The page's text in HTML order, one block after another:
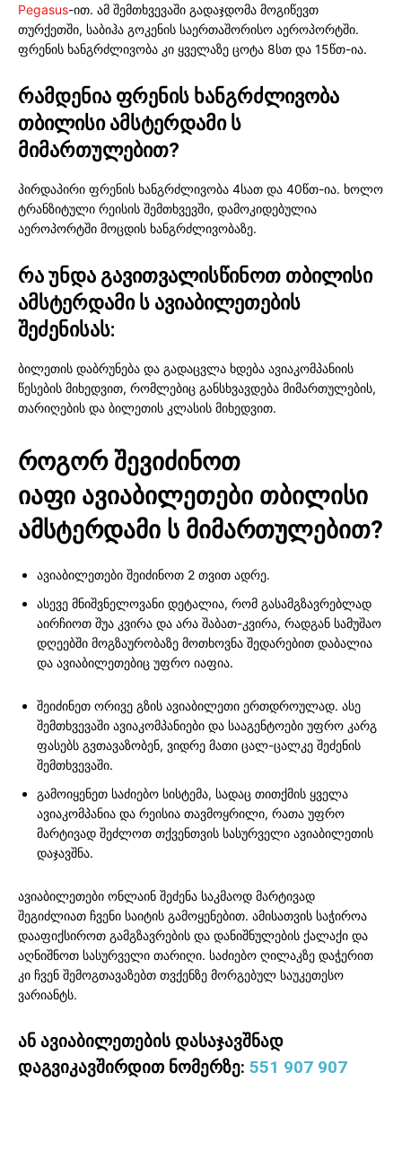
Pegasus-ით. ამ შემთხვევაში გადაჯდომა მოგიწევთ
თურქეთში, საბიჰა გოკენის საერთაშორისო აეროპორტში.
ფრენის ხანგრძლივობა კი ყველაზე ცოტა 8სთ და 15წთ-ია.
რამდენია ფრენის ხანგრძლივობა
თბილისი ამსტერდამი ს
მიმართულებით?
პირდაპირი ფრენის ხანგრძლივობა 4სათ და 40წთ-ია. ხოლო
ტრანზიტული რეისის შემთხვევში, დამოკიდებულია
აეროპორტში მოცდის ხანგრძლივობაზე.
რა უნდა გავითვალისწინოთ თბილისი
ამსტერდამი ს ავიაბილეთების
შეძენისას:
ბილეთის დაბრუნება და გადაცვლა ხდება ავიაკომპანიის
წესების მიხედვით, რომლებიც განსხვავდება მიმართულების,
თარიღების და ბილეთის კლასის მიხედვით.
როგორ შევიძინოთ
იაფი ავიაბილეთები თბილისი
ამსტერდამი ს მიმართულებით?
ავიაბილეთები შეიძინოთ 2 თვით ადრე.
ასევე მნიშვნელოვანი დეტალია, რომ გასამგზავრებლად
აირჩიოთ შუა კვირა და არა შაბათ-კვირა, რადგან სამუშაო
დღეებში მოგზაურობაზე მოთხოვნა შედარებით დაბალია
და ავიაბილეთებიც უფრო იაფია.
შეიძინეთ ორივე გზის ავიაბილეთი ერთდროულად. ასე
შემთხვევაში ავიაკომპანიები და სააგენტოები უფრო კარგ
ფასებს გვთავაზობენ, ვიდრე მათი ცალ-ცალკე შეძენის
შემთხვევაში.
გამოიყენეთ საძიებო სისტემა, სადაც თითქმის ყველა
ავიაკომპანია და რეისია თავმოყრილი, რათა უფრო
მარტივად შეძლოთ თქვენთვის სასურველი ავიაბილეთის
დაჯავშნა.
ავიაბილეთები ონლაინ შეძენა საკმაოდ მარტივად
შეგიძლიათ ჩვენი საიტის გამოყენებით. ამისათვის საჭიროა
დააფიქსიროთ გამგზავრების და დანიშნულების ქალაქი და
აღნიშნოთ სასურველი თარიღი. საძიებო ღილაკზე დაჭერით
კი ჩვენ შემოგთავაზებთ თვქენზე მორგებულ საუკეთესო
ვარიანტს.
ან ავიაბილეთების დასაჯავშნად
დაგვიკავშირდით ნომერზე: 551 907 907